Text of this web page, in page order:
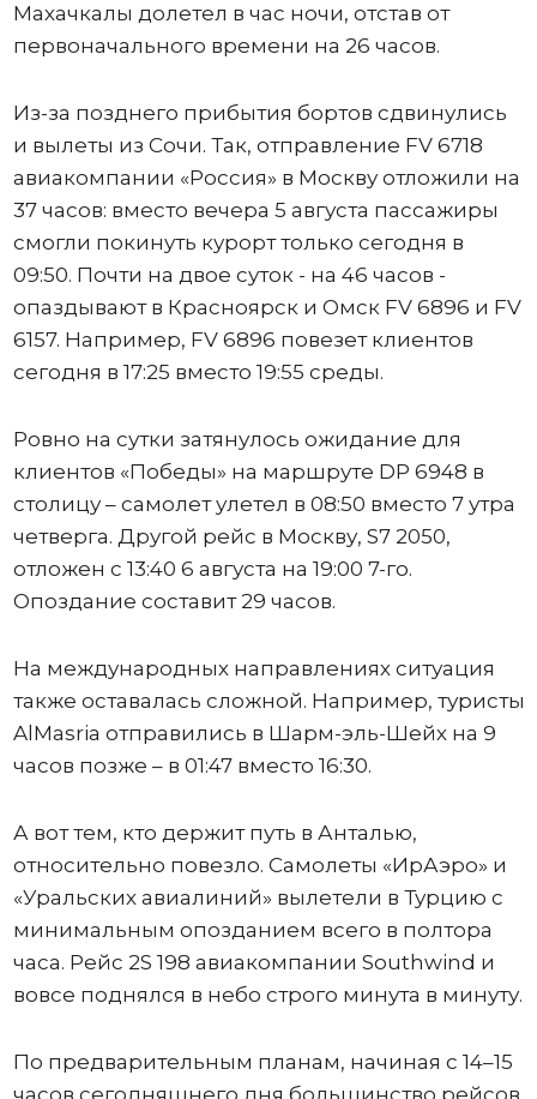
Махачкалы долетел в час ночи, отстав от
первоначального времени на 26 часов.
Из-за позднего прибытия бортов сдвинулись
и вылеты из Сочи. Так, отправление FV 6718
авиакомпании «Россия» в Москву отложили на
37 часов: вместо вечера 5 августа пассажиры
смогли покинуть курорт только сегодня в
09:50. Почти на двое суток - на 46 часов -
опаздывают в Красноярск и Омск FV 6896 и FV
6157. Например, FV 6896 повезет клиентов
сегодня в 17:25 вместо 19:55 среды.
Ровно на сутки затянулось ожидание для
клиентов «Победы» на маршруте DP 6948 в
столицу – самолет улетел в 08:50 вместо 7 утра
четверга. Другой рейс в Москву, S7 2050,
отложен с 13:40 6 августа на 19:00 7-го.
Опоздание составит 29 часов.
На международных направлениях ситуация
также оставалась сложной. Например, туристы
AlMasria отправились в Шарм-эль-Шейх на 9
часов позже – в 01:47 вместо 16:30.
А вот тем, кто держит путь в Анталью,
относительно повезло. Самолеты «ИрАэро» и
«Уральских авиалиний» вылетели в Турцию с
минимальным опозданием всего в полтора
часа. Рейс 2S 198 авиакомпании Southwind и
вовсе поднялся в небо строго минута в минуту.
По предварительным планам, начиная с 14–15